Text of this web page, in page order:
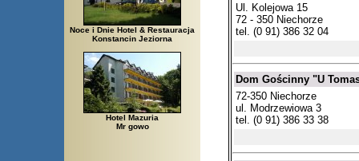
Noce i Dnie Hotel & Restauracja
Konstancin Jeziorna
Hotel Mazuria
Mr gowo
Ul. Kolejowa 15
72 - 350 Niechorze
tel. (0 91) 386 32 04
Dom Gościnny "U
72-350 Niechorze
ul. Modrzewiowa 3
tel. (0 91) 386 33 38